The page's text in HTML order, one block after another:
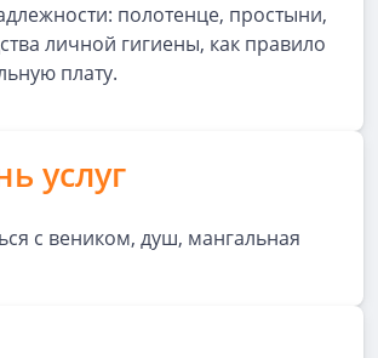
полотенце, простыни,
личной гигиены, как правило
плату.
услуг
с веником, душ, мангальная